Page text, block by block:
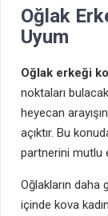
Oğlak
Uyum
Oğlak erkeği
noktaları
heyecan
açıktır. Bu
partnerini mutlu
Oğlakların daha
içinde kova